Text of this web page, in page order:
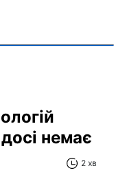
немає
2 хв